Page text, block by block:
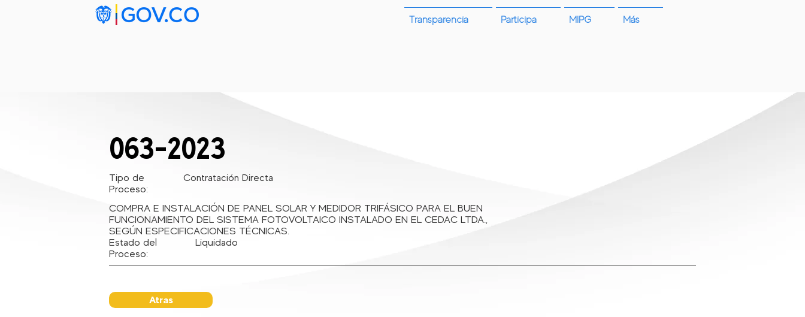
Transparencia Participa MIPG Más
063-2023
Tipo de
Proceso:
Contratación Directa
COMPRA E INSTALACIÓN DE PANEL SOLAR Y MEDIDOR TRIFÁSICO PARA EL BUEN
FUNCIONAMIENTO DEL SISTEMA FOTOVOLTAICO INSTALADO EN EL CEDAC LTDA.,
SEGÚN ESPECIFICACIONES TÉCNICAS.
Estado del
Proceso:
Liquidado
Atras